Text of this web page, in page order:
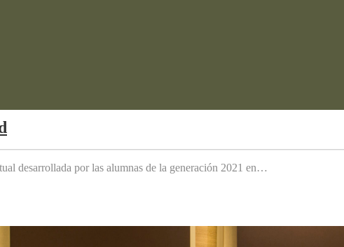
desarrollada por las alumnas de la generación 2021 en…